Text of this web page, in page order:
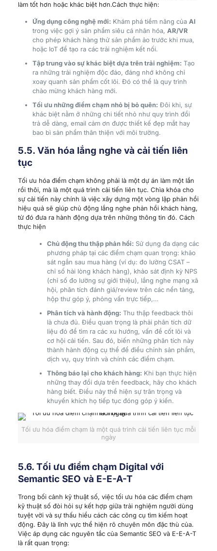
làm tốt hơn hoặc khác biệt hơn.Cách thực hiện:
Ứng dụng công nghệ mới: Khám phá tiềm năng của AI
trong việc gợi ý sản phẩm siêu cá nhân hóa, AR/VR
cho phép khách hàng thử sản phẩm ảo trước khi mua,
hoặc IoT để tạo ra các trải nghiệm kết nối.
Tập trung vào sự khác biệt dựa trên trải nghiệm: Tạo
ra những trải nghiệm độc đáo, đáng nhớ không chỉ
xoay quanh sản phẩm cốt lõi. Đó có thể là quy trình
chào mừng khách hàng mới.
Tối ưu những điểm chạm nhỏ bị bỏ quên: Đôi khi, sự
khác biệt nằm ở những chi tiết nhỏ như quy trình đổi
trả dễ dàng, email cảm ơn được thiết kế đẹp mắt hay
bao bì sản phẩm thân thiện với môi trường.
5.5. Văn hóa lắng nghe và cải tiến liên
tục
Tối ưu hóa điểm chạm không phải là một dự án làm một lần
rồi thôi, mà là một quá trình cải tiến liên tục. Chìa khóa cho
sự cải tiến này chính là việc xây dựng một vòng lặp phản hồi
hiệu quả sẽ giúp chủ động lắng nghe phản hồi khách hàng,
từ đó đưa ra hành động dựa trên những thông tin đó. Cách
thực hiện
Chủ động thu thập phản hồi: Sử dụng đa dạng các
phương pháp tại các điểm chạm quan trọng: khảo
sát ngắn sau mua hàng (ví dụ: đo lường CSAT –
chỉ số hài lòng khách hàng), khảo sát định kỳ NPS
(chỉ số đo lường sự giới thiệu), lắng nghe mạng xã
hội, phân tích đánh giá/review trên các nền tảng,
hộp thư góp ý, phỏng vấn trực tiếp,…
Phân tích và hành động: Thu thập feedback thôi
là chưa đủ. Điều quan trọng là phải phân tích dữ
liệu đó để tìm ra các xu hướng, vấn đề cốt lõi và
cơ hội cải tiến. Sau đó, biến những phân tích này
thành hành động cụ thể để điều chỉnh sản phẩm,
dịch vụ, quy trình và chính các điểm chạm.
Thông báo lại cho khách hàng: Khi bạn thực hiện
những thay đổi dựa trên feedback, hãy cho khách
hàng biết. Điều này thể hiện sự trân trọng và
khuyến khích họ tiếp tục đóng góp ý kiến.
Tối ưu hóa điểm chạm là một quá trình cải tiến liên tục mỗi
ngày
5.6. Tối ưu điểm chạm Digital với
Semantic SEO và E-E-A-T
Trong bối cảnh kỹ thuật số, việc tối ưu hóa các điểm chạm
kỹ thuật số đòi hỏi sự kết hợp giữa trải nghiệm người dùng
tuyệt vời và sự thấu hiểu cách các công cụ tìm kiếm hoạt
động. Đây là lĩnh vực thể hiện rõ chuyên môn đặc thù của.
Việc áp dụng các nguyên tắc của Semantic SEO và E-E-A-T
là rất quan trọng: